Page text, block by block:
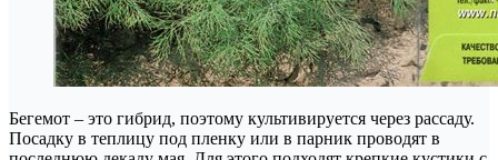
Бегемот – это гибрид, поэтому культивируется через рассаду.
Посадку в теплицу под пленку или в парник проводят в